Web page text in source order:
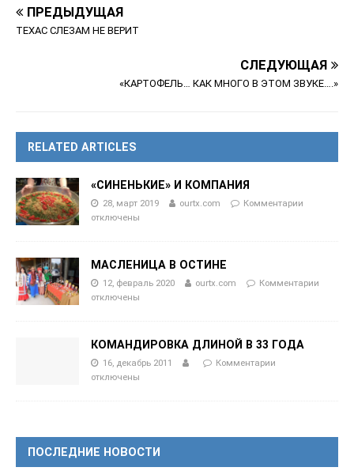
ПРЕДЫДУЩАЯ
ТЕХАС СЛЕЗАМ НЕ ВЕРИТ
СЛЕДУЮЩАЯ
«КАРТОФЕЛЬ… КАК МНОГО В ЭТОМ ЗВУКЕ….»
RELATED ARTICLES
«СИНЕНЬКИЕ» И КОМПАНИЯ
28, март 2019 ourtx.com
Комментарии
отключены
МАСЛЕНИЦА В ОСТИНЕ
12, февраль 2020 ourtx.com
Комментарии
отключены
КОМАНДИРОВКА ДЛИНОЙ В 33 ГОДА
16, декабрь 2011
Комментарии
отключены
ПОСЛЕДНИЕ НОВОСТИ